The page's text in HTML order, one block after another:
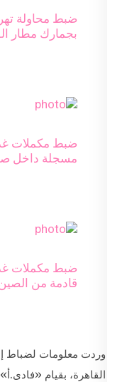
ضبط محاولة
بجمارك مطار
ضبط مكملات
مسجلة داخل
ضبط مكملات
قادمة من
وردت معلومات لضباط